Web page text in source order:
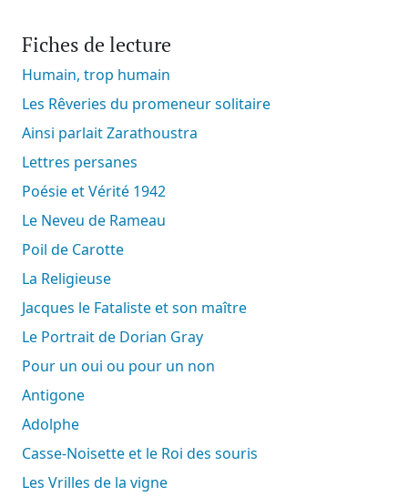
Fiches de lecture
Humain, trop humain
Les Rêveries du promeneur solitaire
Ainsi parlait Zarathoustra
Lettres persanes
Poésie et Vérité 1942
Le Neveu de Rameau
Poil de Carotte
La Religieuse
Jacques le Fataliste et son maître
Le Portrait de Dorian Gray
Pour un oui ou pour un non
Antigone
Adolphe
Casse-Noisette et le Roi des souris
Les Vrilles de la vigne